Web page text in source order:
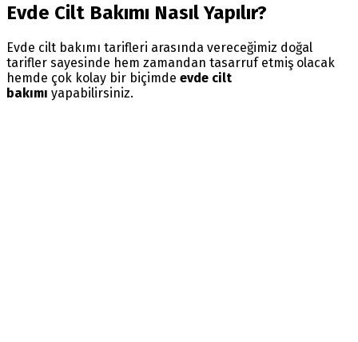
Evde Cilt Bakımı Nasıl Yapılır?
Evde cilt bakımı tarifleri arasında vereceğimiz doğal
tarifler sayesinde hem zamandan tasarruf etmiş olacak
hemde çok kolay bir biçimde evde cilt
bakımı yapabilirsiniz.